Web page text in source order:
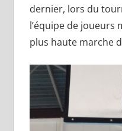
dernier, lors du
l’équipe de joueurs
plus haute marche